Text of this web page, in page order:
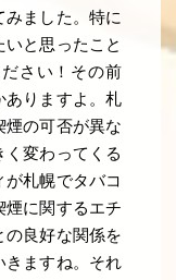
みました。特に
と思ったこと
さい！その前
ありますよ。札
煙の可否が異な
く変わってくる
札幌でタバコ
煙に関するエチ
の良好な関係を
きますね。それ